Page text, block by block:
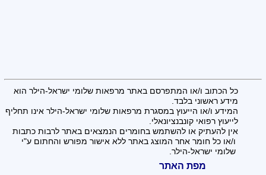
כל הכתוב ו/או המתפרסם באתר מרפאות שלומי ישראל-הילר הוא
מידע ראשוני בלבד.
המידע ו/או הייעוץ במסגרת מרפאות שלומי ישראל-הילר אינו תחליף
לייעוץ רפואי קונבנציונאלי.
אין להעתיק או להשתמש בחומרים הנמצאים באתר לרבות כתבות
ו/או כל חומר אחר המוצג באתר ללא אישור מפורש והחתום ע"י
שלומי ישראל-הילר.
מפת האתר